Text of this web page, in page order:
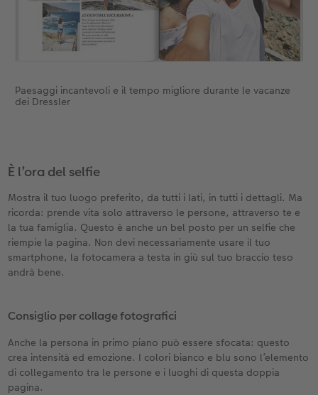
Paesaggi incantevoli e il tempo migliore durante le vacanze
dei Dressler
È l’ora del selfie
Mostra il tuo luogo preferito, da tutti i lati, in tutti i dettagli. Ma
ricorda: prende vita solo attraverso le persone, attraverso te e
la tua famiglia. Questo è anche un bel posto per un selfie che
riempie la pagina. Non devi necessariamente usare il tuo
smartphone, la fotocamera a testa in giù sul tuo braccio teso
andrà bene.
Consiglio per collage fotografici
Anche la persona in primo piano può essere sfocata: questo
crea intensità ed emozione. I colori bianco e blu sono l’elemento
di collegamento tra le persone e i luoghi di questa doppia
pagina.